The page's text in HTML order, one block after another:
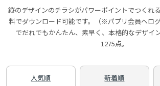
縦のデザインのチラシがパワーポイントでつくれ
料でダウンロード可能です。（※パプリ会員へロ
でだれでもかんたん、素早く、本格的なデザイ
1275点。
人気順 新着順